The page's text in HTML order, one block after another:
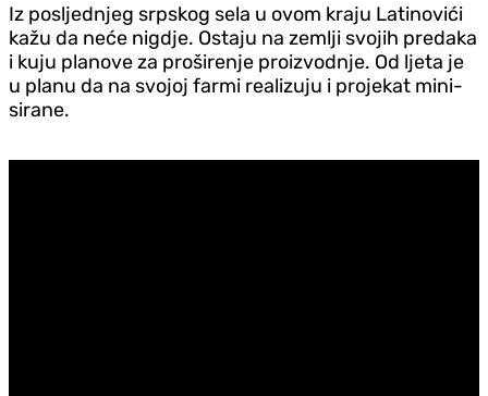
Iz posljednjeg srpskog sela u ovom kraju Latinovići
kažu da neće nigdje. Ostaju na zemlji svojih predaka
i kuju planove za proširenje proizvodnje. Od ljeta je
u planu da na svojoj farmi realizuju i projekat mini-
sirane.